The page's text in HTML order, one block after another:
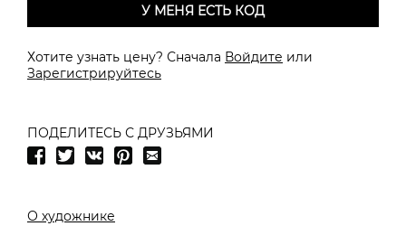
У МЕНЯ ЕСТЬ КОД
Хотите узнать цену? Сначала Войдите или
Зарегистрируйтесь
ПОДЕЛИТЕСЬ С ДРУЗЬЯМИ
О художнике